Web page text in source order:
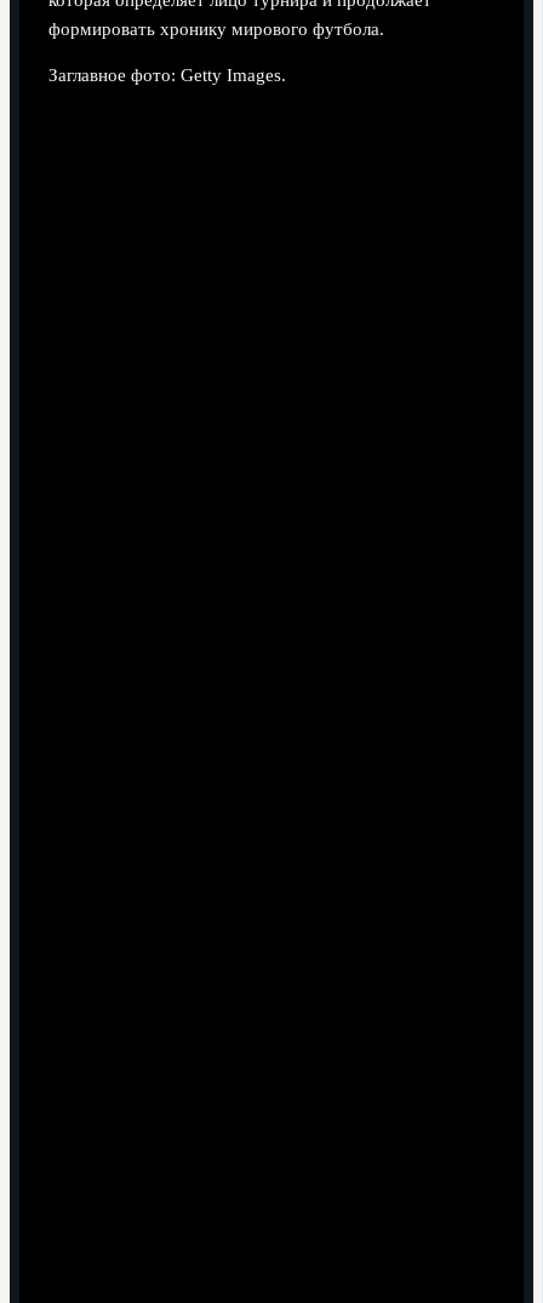
формировать хронику мирового футбола.
Заглавное фото: Getty Images.